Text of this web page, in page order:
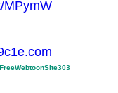
MPymW
FreeWebtoonSite303